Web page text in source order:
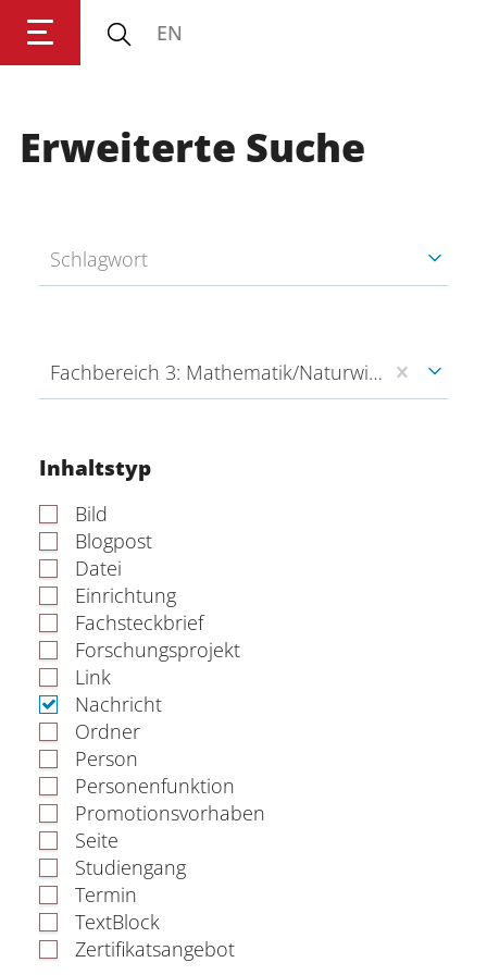
Forschung
Universität
Fachbereiche
Bildungswissenschaften
Philologie / Kulturwissenschaften
Mathematik / Naturwissenschaften
Informatik
EN
Erweiterte Suche
Schlagwort
Fachbereich 3: Mathematik/Naturwissenschaften (fb3)
Inhaltstyp
Bild
Blogpost
Datei
Einrichtung
Fachsteckbrief
Forschungsprojekt
Link
Nachricht
Ordner
Person
Personenfunktion
Promotionsvorhaben
Seite
Studiengang
Termin
TextBlock
Zertifikatsangebot